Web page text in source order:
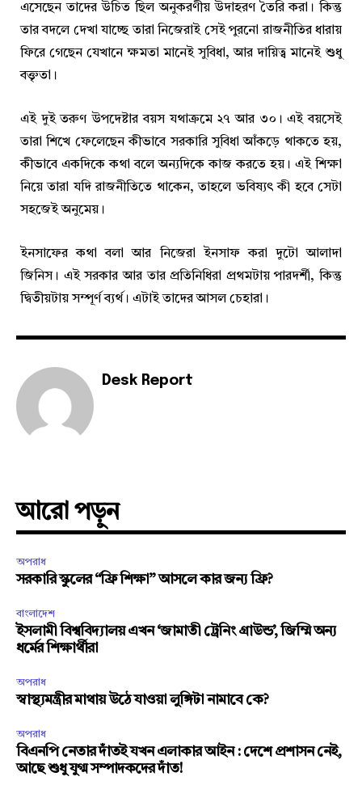
এসেছেন তাদের উচিত ছিল অনুকরণীয় উদাহরণ তৈরি করা। কিন্তু
তার বদলে দেখা যাচ্ছে তারা নিজেরাই সেই পুরনো রাজনীতির ধারায়
ফিরে গেছেন যেখানে ক্ষমতা মানেই সুবিধা, আর দায়িত্ব মানেই শুধু
বক্তৃতা।
এই দুই তরুণ উপদেষ্টার বয়স যথাক্রমে ২৭ আর ৩০। এই বয়সেই
তারা শিখে ফেলেছেন কীভাবে সরকারি সুবিধা আঁকড়ে থাকতে হয়,
কীভাবে একদিকে কথা বলে অন্যদিকে কাজ করতে হয়। এই শিক্ষা
নিয়ে তারা যদি রাজনীতিতে থাকেন, তাহলে ভবিষ্যৎ কী হবে সেটা
সহজেই অনুমেয়।
ইনসাফের কথা বলা আর নিজেরা ইনসাফ করা দুটো আলাদা
জিনিস। এই সরকার আর তার প্রতিনিধিরা প্রথমটায় পারদর্শী, কিন্তু
দ্বিতীয়টায় সম্পূর্ণ ব্যর্থ। এটাই তাদের আসল চেহারা।
Desk Report
আরো পড়ুন
অপরাধ
সরকারি স্কুলের “ফ্রি শিক্ষা” আসলে কার জন্য ফ্রি?
বাংলাদেশ
ইসলামী বিশ্ববিদ্যালয় এখন ‘জামাতী ট্রেনিং গ্রাউন্ড’, জিম্মি অন্য
ধর্মের শিক্ষার্থীরা
অপরাধ
স্বাস্থ্যমন্ত্রীর মাথায় উঠে যাওয়া লুঙ্গিটা নামাবে কে?
অপরাধ
বিএনপি নেতার দাঁতই যখন এলাকার আইন : দেশে প্রশাসন নেই,
আছে শুধু যুগ্ম সম্পাদকদের দাঁত!